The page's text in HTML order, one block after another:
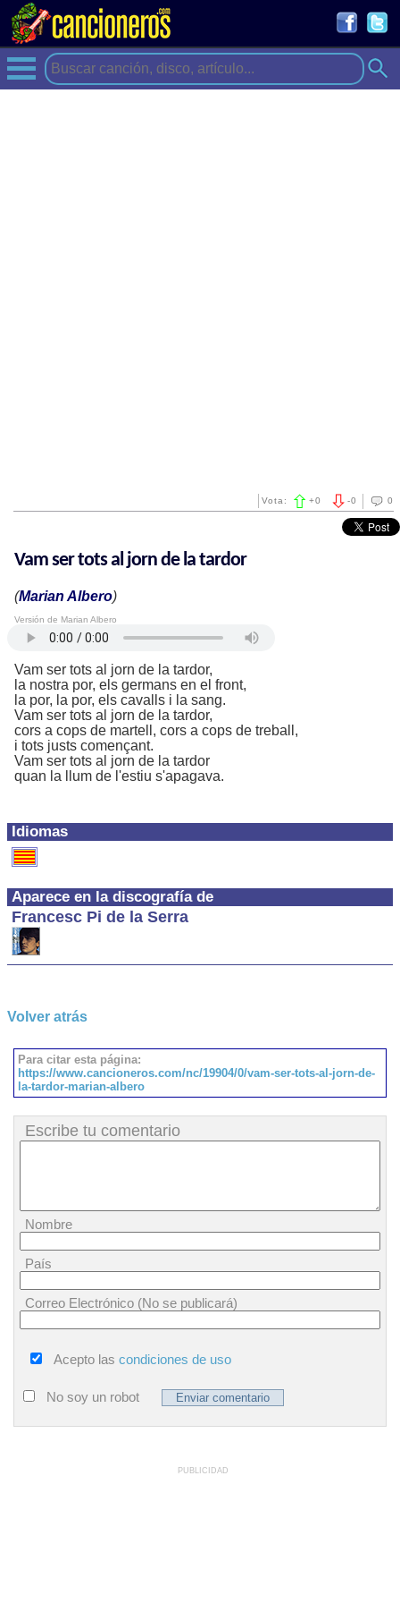
0
-0
Vota: +0
Idiomas
Aparece en la discografía de
Francesc Pi de la Serra
Vam ser tots al jorn de la tardor
(Marian Albero)
Versión de Marian Albero
Vam ser tots al jorn de la tardor,
la nostra por, els germans en el front,
la por, la por, els cavalls i la sang.
Vam ser tots al jorn de la tardor,
cors a cops de martell, cors a cops de treball,
i tots justs començant.
Vam ser tots al jorn de la tardor
quan la llum de l'estiu s'apagava.
Volver atrás
Para citar esta página:
https://www.cancioneros.com/nc/19904/0/vam-ser-tots-al-jorn-de-
la-tardor-marian-albero
Escribe tu comentario
Nombre
País
Correo Electrónico (No se publicará)
Acepto las condiciones de uso
No soy un robot
PUBLICIDAD